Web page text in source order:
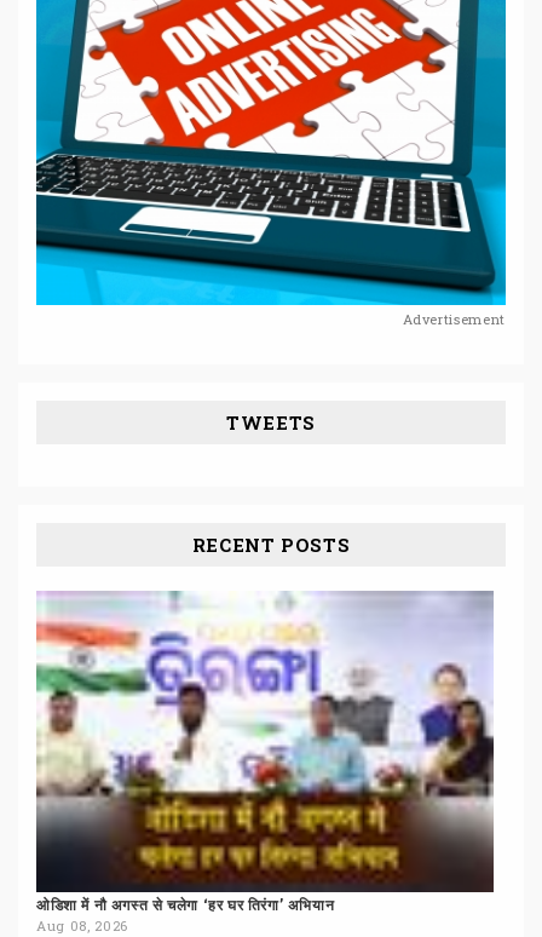
Advertisement
TWEETS
RECENT POSTS
ओडिशा में नौ अगस्त से चलेगा ‘हर घर तिरंगा’ अभियान
Aug 08, 2026